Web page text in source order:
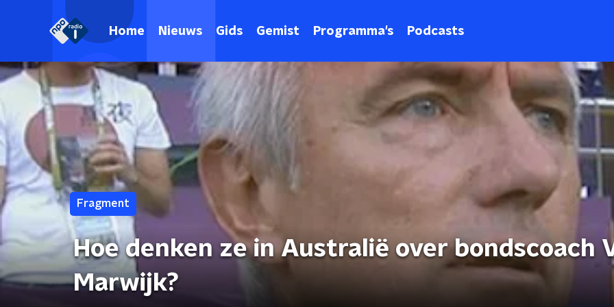
Home Nieuws Gids Gemist Programma's Podcasts
Fragment
Hoe denken ze in Australië over bondscoach
Marwijk?